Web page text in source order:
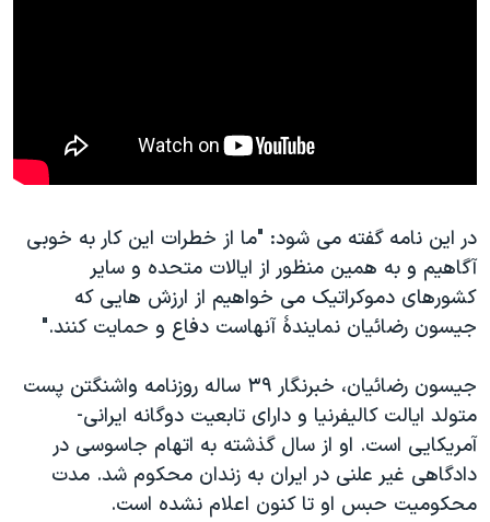
در این نامه گفته می شود: "ما از خطرات اين کار به خوبی
آگاهيم و به همين منظور از ايالات متحده و ساير
کشورهای دموکراتيک می خواهيم از ارزش هايی که
جيسون رضائيان نمايندۀ آنهاست دفاع و حمايت کنند."
جيسون رضائيان، خبرنگار ۳۹ ساله روزنامه واشنگتن پست
متولد ايالت کاليفرنيا و دارای تابعيت دوگانه ايرانی-
آمريکايی است. او از سال گذشته به اتهام جاسوسی در
دادگاهی غیر علنی در ايران به زندان محکوم شد. مدت
محکومیت حبس او تا کنون اعلام نشده است.